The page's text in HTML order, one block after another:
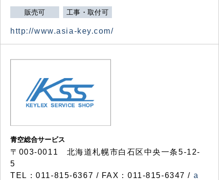
販売可 工事・取付可
http://www.asia-key.com/
青空総合サービス
〒003-0011 北海道札幌市白石区中央一条5-12-
5
TEL：011-815-6367 / FAX：011-815-6347 / a